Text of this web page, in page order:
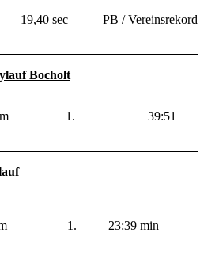
sec PB / Vereinsrekord
Bocholt
10km 1. 39:51
5 km 1. 23:39 min